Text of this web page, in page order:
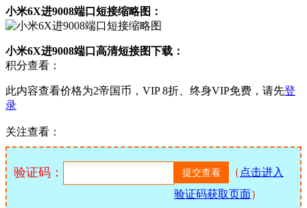
小米6X进9008端口短接缩略图：
小米6X进9008端口高清短接图下载：
积分查看：
此内容查看价格为2帝国币，VIP 8折、终身VIP免费，请先登
录
关注查看：
验证码： （ 点击进入
验证码获取页面）